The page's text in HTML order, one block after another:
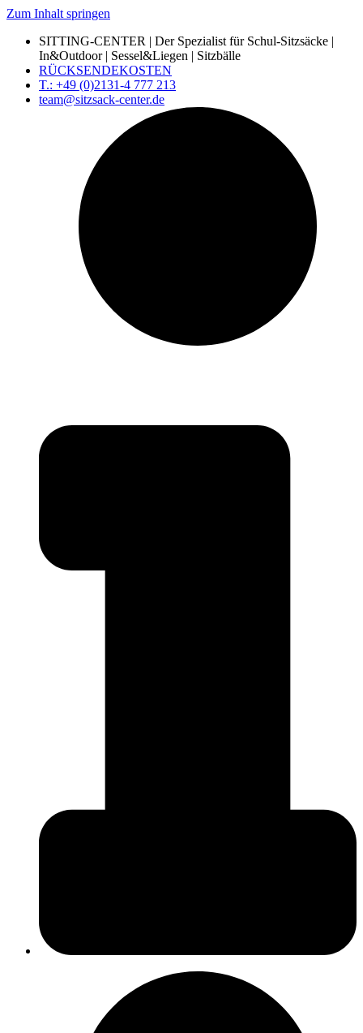
Zum Inhalt springen
SITTING-CENTER | Der Spezialist für Schul-Sitzsäcke |
In&Outdoor | Sessel&Liegen | Sitzbälle
RÜCKSENDEKOSTEN
T.: +49 (0)2131-4 777 213
team@sitzsack-center.de